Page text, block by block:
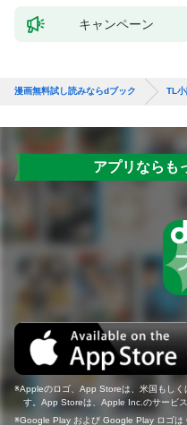
キャンペーン
漫画無料試し読みならdブック TL小
アプリならも
Appleのロゴ、App Storeは、米国もし
す。App Storeは、Apple Inc.のサービス
Google Play および Google Play ロゴは